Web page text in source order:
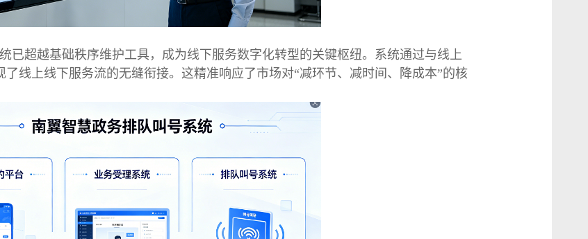
已超越基础秩序维护工具，成为线下服务数字化转型的关键枢纽。系统通过与线上
线上线下服务流的无缝衔接。这精准响应了市场对“减环节、减时间、降成本”的核